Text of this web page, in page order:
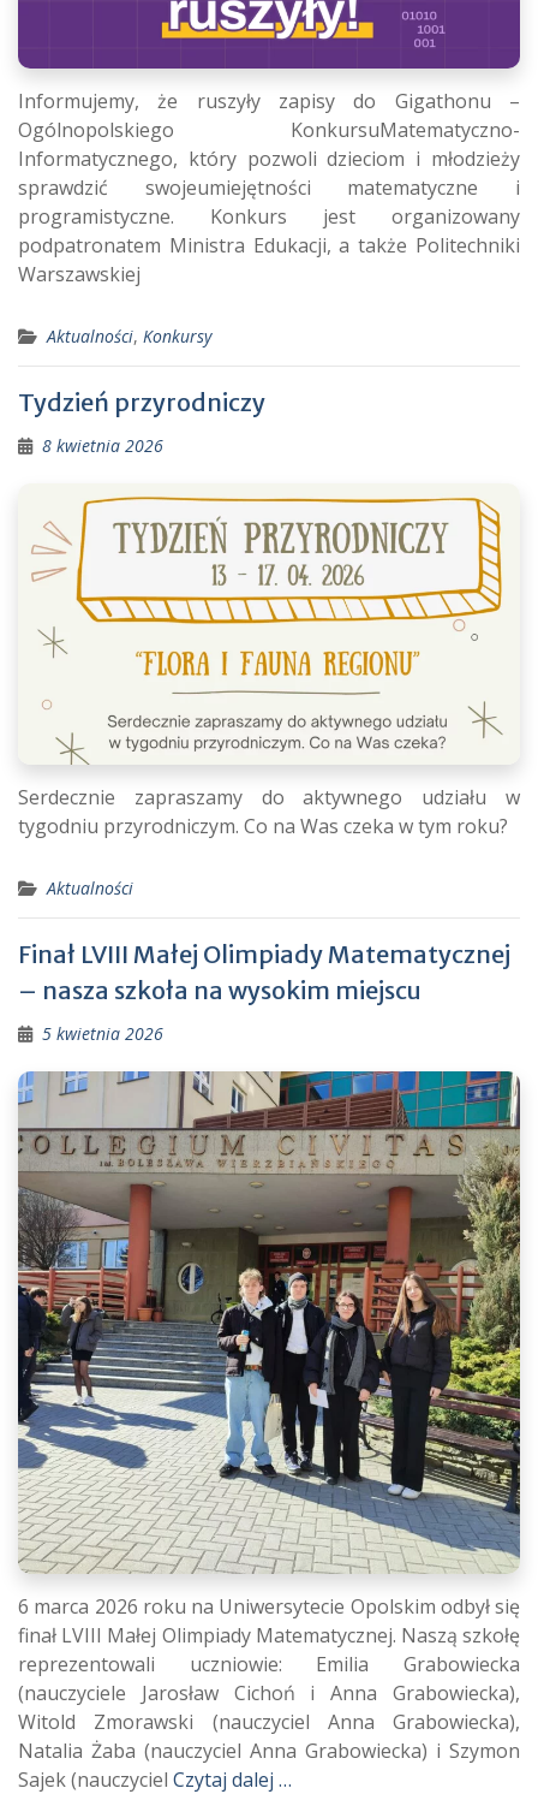
Informujemy, że ruszyły zapisy do Gigathonu –
Ogólnopolskiego KonkursuMatematyczno-
Informatycznego, który pozwoli dzieciom i młodzieży
sprawdzić swojeumiejętności matematyczne i
programistyczne. Konkurs jest organizowany
podpatronatem Ministra Edukacji, a także Politechniki
Warszawskiej
Aktualności, Konkursy
Tydzień przyrodniczy
8 kwietnia 2026
Serdecznie zapraszamy do aktywnego udziału w
tygodniu przyrodniczym. Co na Was czeka w tym roku?
Aktualności
Finał LVIII Małej Olimpiady Matematycznej
– nasza szkoła na wysokim miejscu
5 kwietnia 2026
6 marca 2026 roku na Uniwersytecie Opolskim odbył się
finał LVIII Małej Olimpiady Matematycznej. Naszą szkołę
reprezentowali uczniowie: Emilia Grabowiecka
(nauczyciele Jarosław Cichoń i Anna Grabowiecka),
Witold Zmorawski (nauczyciel Anna Grabowiecka),
Natalia Żaba (nauczyciel Anna Grabowiecka) i Szymon
Sajek (nauczyciel Czytaj dalej …